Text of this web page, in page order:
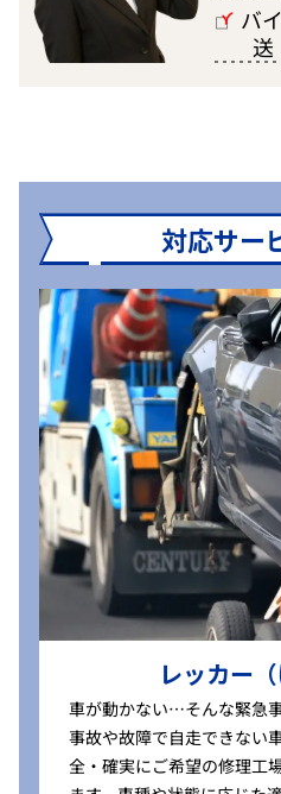
□
バ
対応サー
レッカー（
車が動かない…そんな緊急
事故や故障で自走できない
全・確実にご希望の修理工